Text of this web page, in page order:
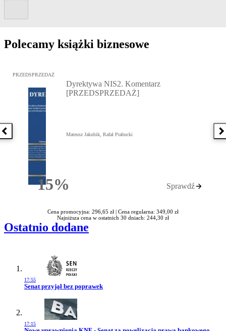
Polecamy książki biznesowe
Poprzednia książka
Przejdź do: Dyrektywa NIS2. Komentarz [PRZEDSPRZEDAŻ],
PRZEDSPRZEDAŻ
15%Rabatu
Dyrektywa NIS2. Komentarz
[PRZEDSPRZEDAŻ]
Mateusz Jakubik, Rafał Prabucki
Sprawdź
Cena promocyjna: 296,65 zł | Cena regularna: 349,00 zł
Najniższa cena w ostatnich 30 dniach: 244,30 zł
Ostatnio dodane
17:55
Przejdź do artykułu:
Senat przyjął bez poprawek
17:15